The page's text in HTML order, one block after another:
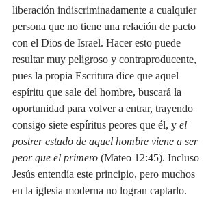
liberación indiscriminadamente a cualquier
persona que no tiene una relación de pacto
con el Dios de Israel. Hacer esto puede
resultar muy peligroso y contraproducente,
pues la propia Escritura dice que aquel
espíritu que sale del hombre, buscará la
oportunidad para volver a entrar, trayendo
consigo siete espíritus peores que él, y el
postrer estado de aquel hombre viene a ser
peor que el primero (Mateo 12:45). Incluso
Jesús entendía este principio, pero muchos
en la iglesia moderna no logran captarlo.